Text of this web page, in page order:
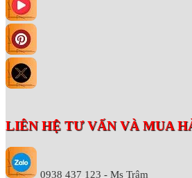
LIÊN HỆ TƯ VẤN VÀ MUA
0938 437 123 - Ms Trâm